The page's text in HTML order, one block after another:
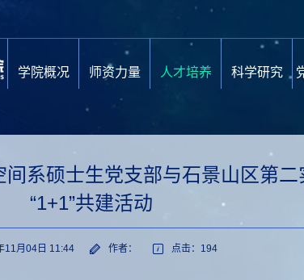
学院概况 师资力量 人才培养 科学研究
系硕士生党支部与石景山区第二
“1+1”共建活动
11月04日 11:44 作者： 点击： 194